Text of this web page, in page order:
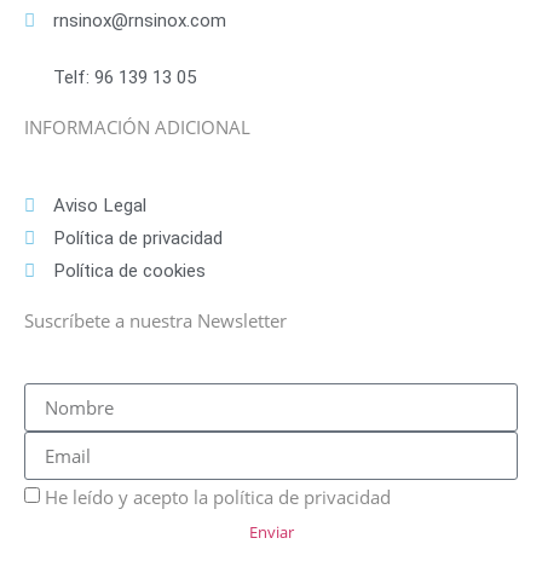
rnsinox@rnsinox.com
Telf: 96 139 13 05
INFORMACIÓN ADICIONAL
Aviso Legal
Política de privacidad
Política de cookies
Suscríbete a nuestra Newsletter
He leído y acepto la política de privacidad
Enviar